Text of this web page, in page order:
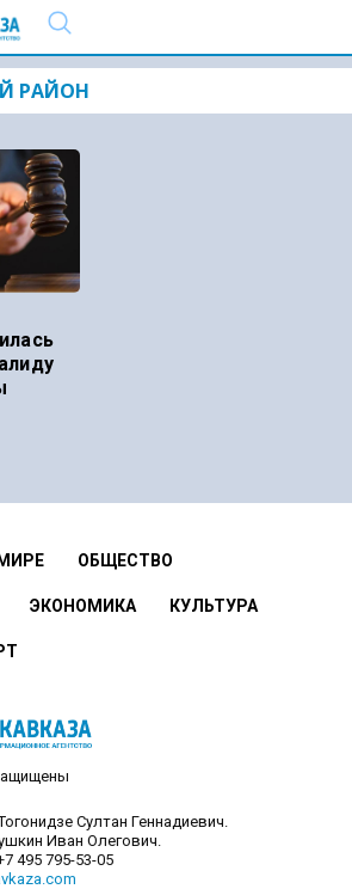
РАЙОН
ОБЩЕСТВО
ЭКОНОМИКА КУЛЬТУРА
Султан Геннадиевич.
Иван Олегович.
495 795-53-05